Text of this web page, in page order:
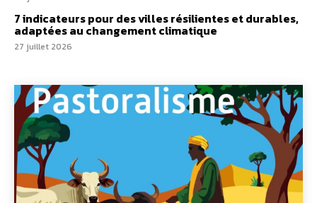
7 indicateurs pour des villes résilientes et durables,
adaptées au changement climatique
27 juillet 2026